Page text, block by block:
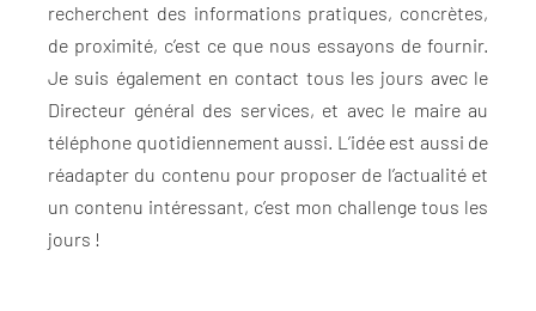
recherchent des informations pratiques, concrètes,
de proximité, c’est ce que nous essayons de fournir.
Je suis également en contact tous les jours avec le
Directeur général des services, et avec le maire au
téléphone quotidiennement aussi. L’idée est aussi de
réadapter du contenu pour proposer de l’actualité et
un contenu intéressant, c’est mon challenge tous les
jours !